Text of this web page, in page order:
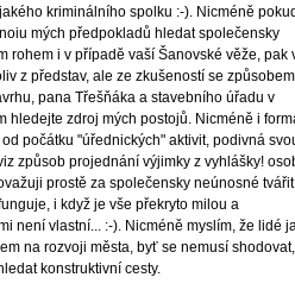
kriminálního spolku :-). Nicméně
mých předpokladů hledat společensky
rohem i v případě vaší Šanovské věže, pak
z představ, ale ze zkušeností se způsobem
pana Třešňáka a stavebního úřadu v
hledejte zdroj mých postojů. Nicméně i
počátku "úřednických" aktivit, podivná
způsob projednání výjimky z vyhlášky!
prostě za společensky neúnosné
i když je vše překryto milou a
není vlastní... :-). Nicméně myslím, že lidé
na rozvoji města, byť se nemusí
konstruktivní cesty.